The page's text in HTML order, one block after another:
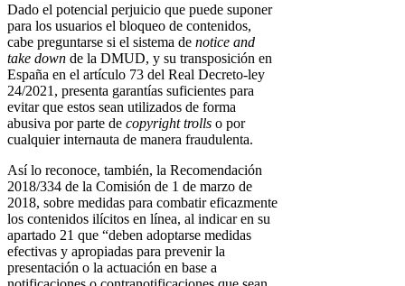
Dado el potencial perjuicio que puede suponer
para los usuarios el bloqueo de contenidos,
cabe preguntarse si el sistema de notice and
take down de la DMUD, y su transposición en
España en el artículo 73 del Real Decreto-ley
24/2021, presenta garantías suficientes para
evitar que estos sean utilizados de forma
abusiva por parte de copyright trolls o por
cualquier internauta de manera fraudulenta.
Así lo reconoce, también, la Recomendación
2018/334 de la Comisión de 1 de marzo de
2018, sobre medidas para combatir eficazmente
los contenidos ilícitos en línea, al indicar en su
apartado 21 que “deben adoptarse medidas
efectivas y apropiadas para prevenir la
presentación o la actuación en base a